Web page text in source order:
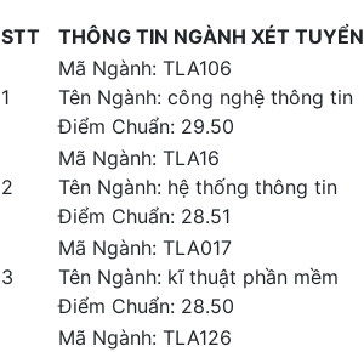
STT THÔNG TIN NGÀNH XÉT TUYỂN
1
Mã Ngành: TLA106
Tên Ngành: công nghệ thông tin
Điểm Chuẩn: 29.50
2
Mã Ngành: TLA16
Tên Ngành: hệ thống thông tin
Điểm Chuẩn: 28.51
3
Mã Ngành: TLA017
Tên Ngành: kĩ thuật phần mềm
Điểm Chuẩn: 28.50
Mã Ngành: TLA126